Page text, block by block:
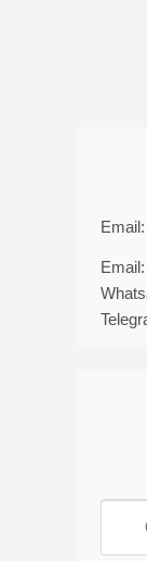
Email:
Email: